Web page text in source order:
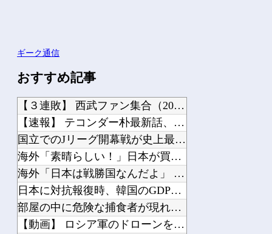
ギーク通信
おすすめ記事
【３連敗】 西武ファン集合（2026.8.7）
【速報】 テコンダー朴最新話、ヘイト大統領トランプ再び！
国立でのJリーグ開幕戦が史上最多6万3960人の観客数！地上波中継＆劇的な試合展...
海外「素晴らしい！」日本が買収したUSスチール驚異の大復活に米国人が大喜び
海外「日本は戦勝国なんだよ」 戦後の日本人の特別な生き様に各国から称賛の声
日本に対抗報復時、韓国のGDP3.1%減少…韓国の被害がより大きい＝韓国の反応
部屋の中に危険な捕食者が現れた。完全に狙われている！ → 襲ってくる瞬間はこちら...
【動画】 ロシア軍のドローンをネット発射装置で撃墜するウクライナ。